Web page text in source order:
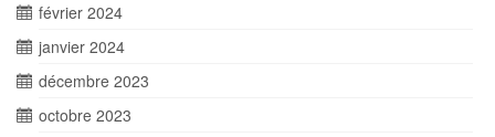
février 2024
janvier 2024
décembre 2023
octobre 2023